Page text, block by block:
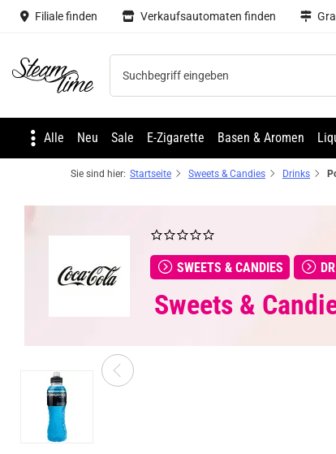
Filiale finden Verkaufsautomaten finden
Steam time
Alle Neu Sale E-Zigarette Basen & Aromen
Sie sind hier: Startseite Sweets & Candies Drinks
SWEETS & CANDIES
Sweets &